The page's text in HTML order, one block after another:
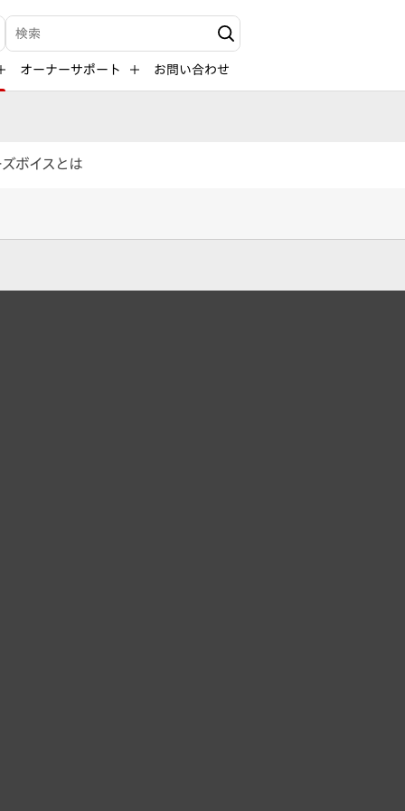
検索キーワード入力
オーナーサポート お問い合わせ
ボイスとは